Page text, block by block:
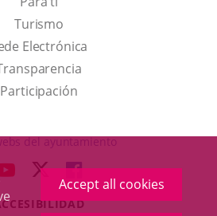
Accept all cookies
TurismoThis
link
will
open
a
up
window.
Electrónica
Participación
del ayuntamiento
LINK
EXTERNAL
LINK
TO
EXTERNAL
LINK
TO
EXTERNAL